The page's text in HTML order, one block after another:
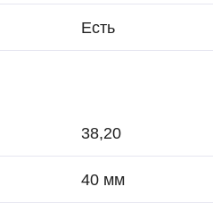
Есть
38,20
40 мм